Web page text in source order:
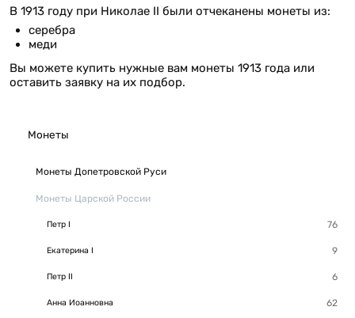
Монеты
Монеты Допетровской Руси
Монеты Царской России
Петр I
Екатерина I
Петр II
Анна Иоанновна
В 1913 году при Николае II были отчеканены монеты из:
серебра
меди
Вы можете купить нужные вам монеты 1913 года или
оставить заявку на их подбор.